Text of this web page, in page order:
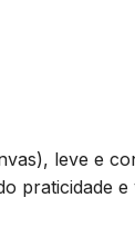
leve e
praticidade e